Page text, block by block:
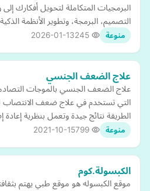
البرمجيات المتكاملة لتحويل أفكارك
التصميم، البرمجة، وتطوير الأنظمة
منوعة 2026-01-13
علاج الضعف الجنسي
علاج الضعف الجنسي بالموجات
التي تستخدم في علاج ضعف الانتصاب
الطريقة نتائج جيدة وتعمل بنظرية
منوعة 2021-10-15
الكبسولة.كوم
موقع الكبسوله هو موقع طبي يهتم